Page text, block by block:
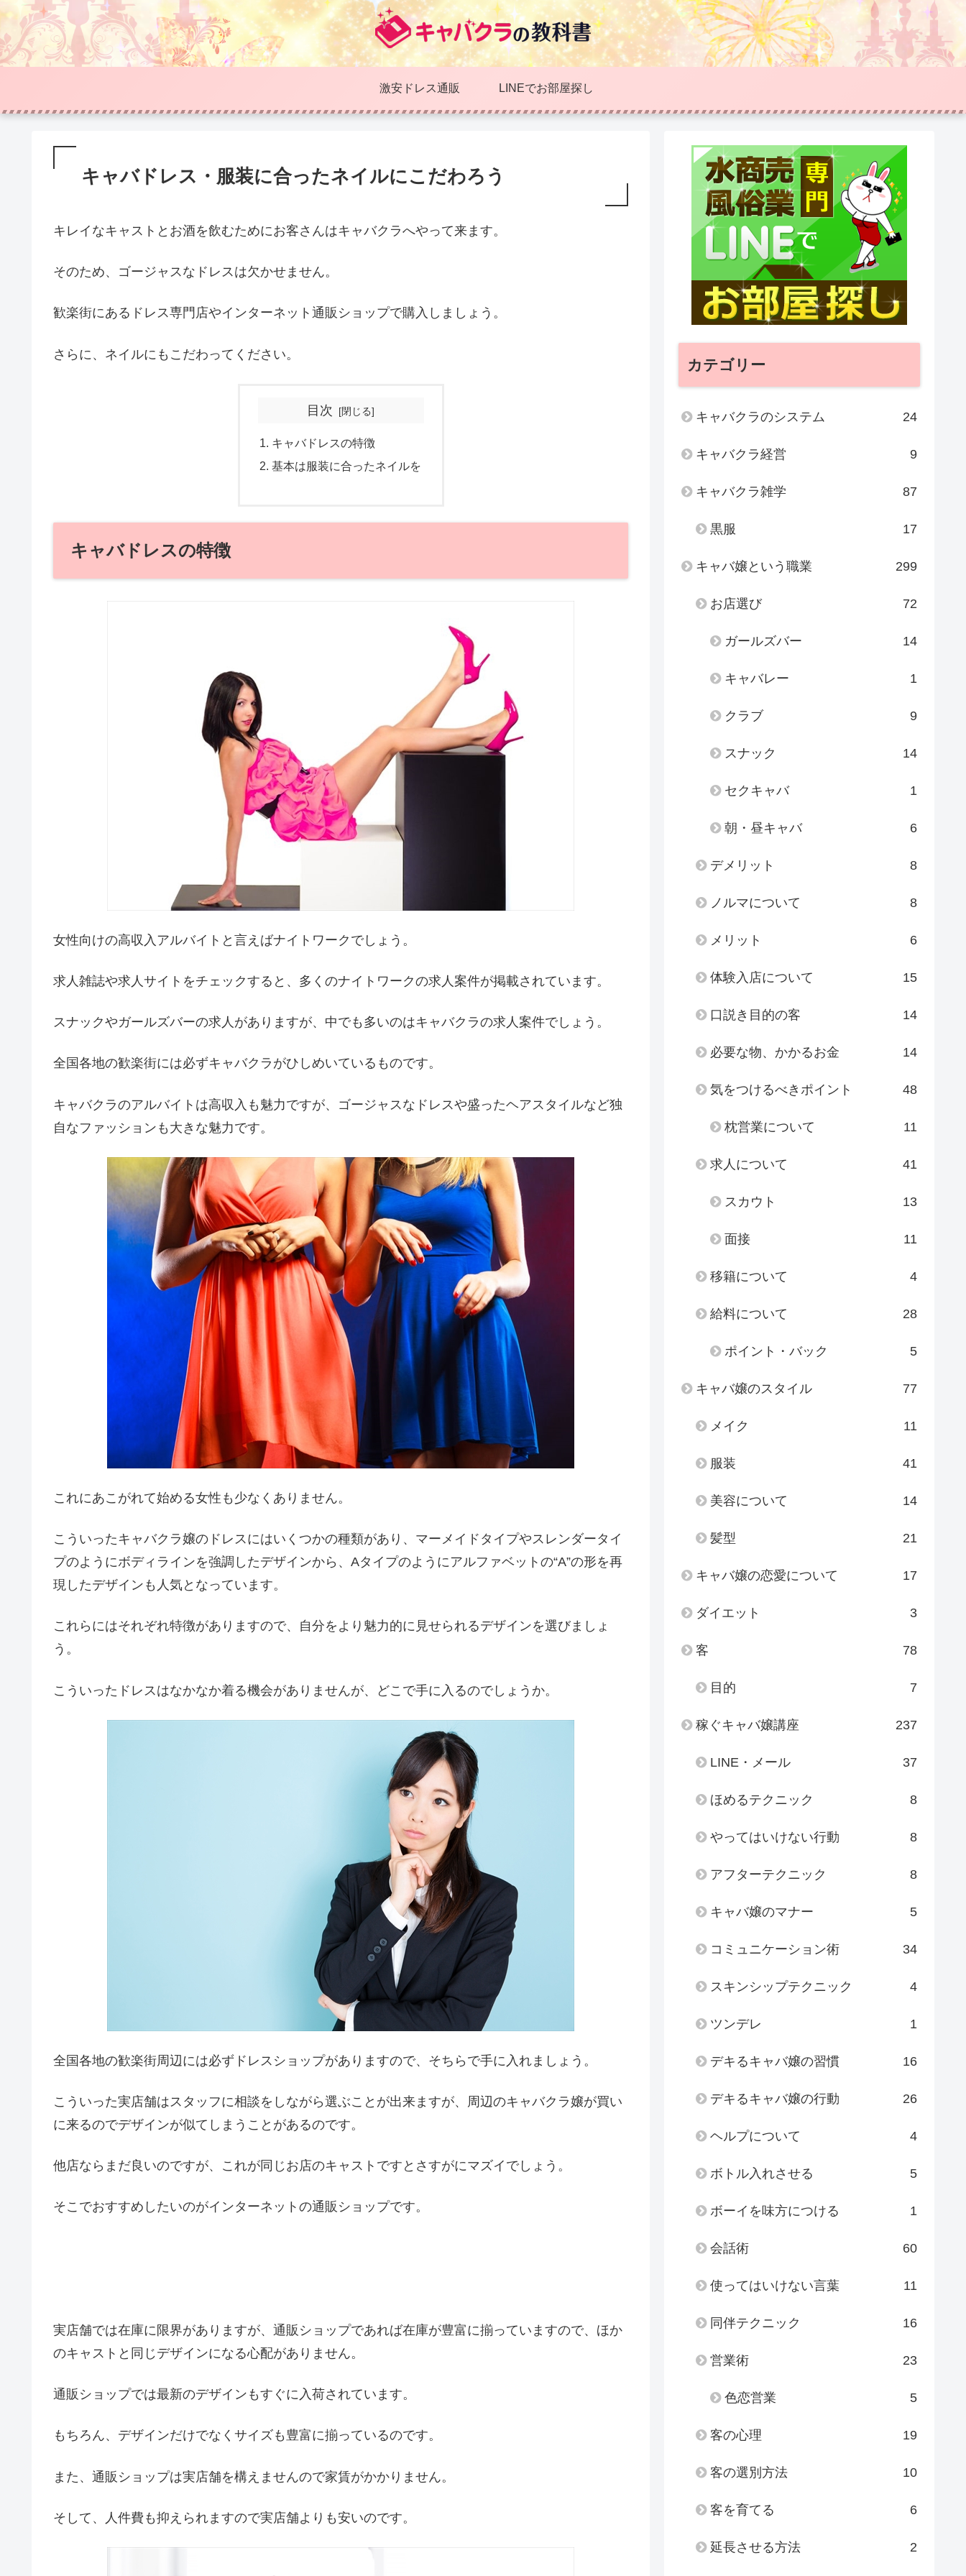
激安ドレス通販 LINEでお部屋探し
キャバドレス・服装に合ったネイルにこだわろう
キレイなキャストとお酒を飲むためにお客さんはキャバクラへやって来ます。
そのため、ゴージャスなドレスは欠かせません。
歓楽街にあるドレス専門店やインターネット通販ショップで購入しましょう。
さらに、ネイルにもこだわってください。
目次
キャバドレスの特徴
基本は服装に合ったネイルを
キャバドレスの特徴
女性向けの高収入アルバイトと言えばナイトワークでしょう。
求人雑誌や求人サイトをチェックすると、多くのナイトワークの求人案件が掲載されています。
スナックやガールズバーの求人がありますが、中でも多いのはキャバクラの求人案件でしょう。
全国各地の歓楽街には必ずキャバクラがひしめいているものです。
キャバクラのアルバイトは高収入も魅力ですが、ゴージャスなドレスや盛ったヘアスタイルなど独
自なファッションも大きな魅力です。
これにあこがれて始める女性も少なくありません。
こういったキャバクラ嬢のドレスにはいくつかの種類があり、マーメイドタイプやスレンダータイ
プのようにボディラインを強調したデザインから、Aタイプのようにアルファベットの“A”の形を再
現したデザインも人気となっています。
これらにはそれぞれ特徴がありますので、自分をより魅力的に見せられるデザインを選びましょ
う。
こういったドレスはなかなか着る機会がありませんが、どこで手に入るのでしょうか。
全国各地の歓楽街周辺には必ずドレスショップがありますので、そちらで手に入れましょう。
こういった実店舗はスタッフに相談をしながら選ぶことが出来ますが、周辺のキャバクラ嬢が買い
に来るのでデザインが似てしまうことがあるのです。
他店ならまだ良いのですが、これが同じお店のキャストですとさすがにマズイでしょう。
そこでおすすめしたいのがインターネットの通販ショップです。
実店舗では在庫に限界がありますが、通販ショップであれば在庫が豊富に揃っていますので、ほか
のキャストと同じデザインになる心配がありません。
通販ショップでは最新のデザインもすぐに入荷されています。
もちろん、デザインだけでなくサイズも豊富に揃っているのです。
また、通販ショップは実店舗を構えませんので家賃がかかりません。
そして、人件費も抑えられますので実店舗よりも安いのです。
カテゴリー
キャバクラのシステム 24
キャバクラ経営 9
キャバクラ雑学 87
黒服 17
キャバ嬢という職業 299
お店選び 72
ガールズバー 14
キャバレー 1
クラブ 9
スナック 14
セクキャバ 1
朝・昼キャバ 6
デメリット 8
ノルマについて 8
メリット 6
体験入店について 15
口説き目的の客 14
必要な物、かかるお金 14
気をつけるべきポイント 48
枕営業について 11
求人について 41
スカウト 13
面接 11
移籍について 4
給料について 28
ポイント・バック 5
キャバ嬢のスタイル 77
メイク 11
服装 41
美容について 14
髪型 21
キャバ嬢の恋愛について 17
ダイエット 3
客 78
目的 7
稼ぐキャバ嬢講座 237
LINE・メール 37
ほめるテクニック 8
やってはいけない行動 8
アフターテクニック 8
キャバ嬢のマナー 5
コミュニケーション術 34
スキンシップテクニック 4
ツンデレ 1
デキるキャバ嬢の習慣 16
デキるキャバ嬢の行動 26
ヘルプについて 4
ボトル入れさせる 5
ボーイを味方につける 1
会話術 60
使ってはいけない言葉 11
同伴テクニック 16
営業術 23
色恋営業 5
客の心理 19
客の選別方法 10
客を育てる 6
延長させる方法 2